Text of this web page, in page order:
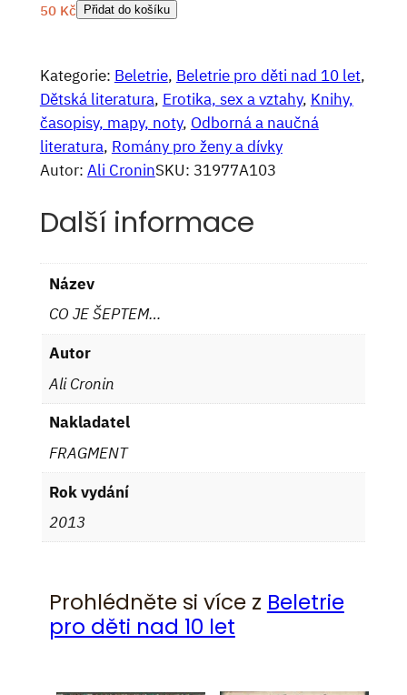
50 Kč Přidat do košíku
Kategorie: Beletrie, Beletrie pro děti nad 10 let
Dětská literatura, Erotika, sex a vztahy, Knihy,
časopisy, mapy, noty, Odborná a naučná
literatura, Romány pro ženy a dívky
Autor: Ali CroninSKU: 31977A103
Další informace
Název
CO JE ŠEPTEM…
Autor
Ali Cronin
Nakladatel
FRAGMENT
Rok vydání
2013
Prohlédněte si více z Beletrie
pro děti nad 10 let